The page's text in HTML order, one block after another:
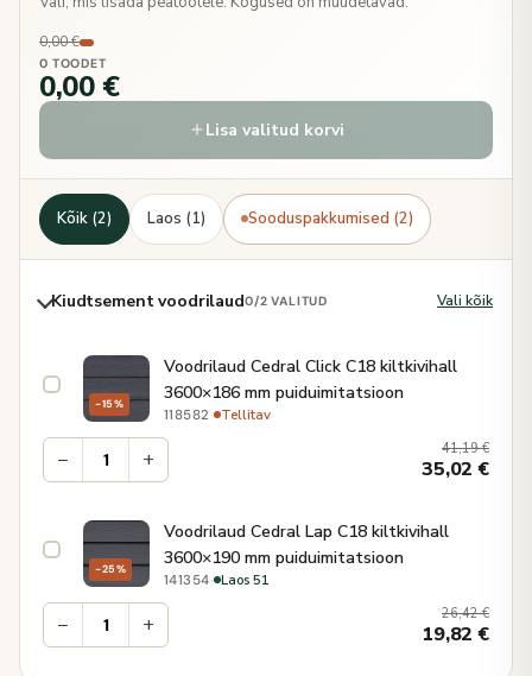
0,00 €
0 TOODET
0,00 €
Lisa valitud korvi
Kõik (2) Laos (1) Sooduspakkumised (2)
Kiudtsement voodrilaud0/2 VALITUD Vali kõik
−15%
Voodrilaud Cedral Click C18 kiltkivihall
3600×186 mm puiduimitatsioon
118582 · Tellitav
− + 41,19€
35,02€
−25%
Voodrilaud Cedral Lap C18 kiltkivihall
3600×190 mm puiduimitatsioon
141354· Laos 51
− + 26,42€
19,82€